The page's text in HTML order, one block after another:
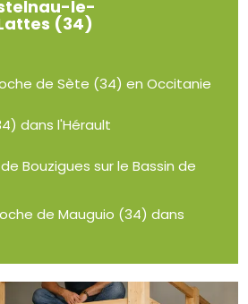
le-
(34)
de Sète (34) en Occitanie
dans l'Hérault
Bouzigues sur le Bassin de
de Mauguio (34) dans